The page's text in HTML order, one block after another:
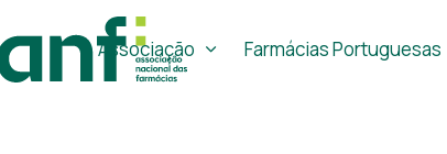
Associação Farmácias Portuguesas